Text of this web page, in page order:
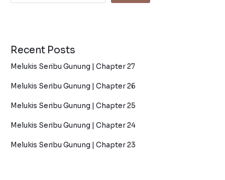
Recent Posts
Melukis Seribu Gunung | Chapter 27
Melukis Seribu Gunung | Chapter 26
Melukis Seribu Gunung | Chapter 25
Melukis Seribu Gunung | Chapter 24
Melukis Seribu Gunung | Chapter 23